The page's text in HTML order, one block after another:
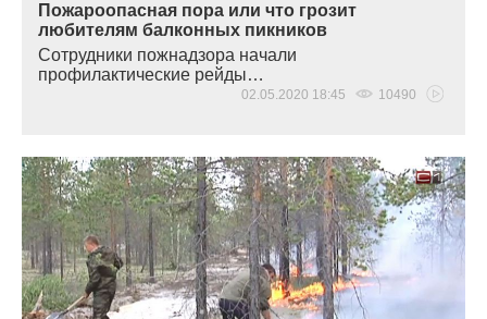
Пожароопасная пора или что грозит
любителям балконных пикников
Сотрудники пожнадзора начали
профилактические рейды…
02.05.2020 18:45 10490